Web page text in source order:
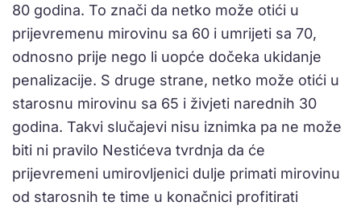
80 godina. To znači da netko može otići u
prijevremenu mirovinu sa 60 i umrijeti sa 70,
odnosno prije nego li uopće dočeka ukidanje
penalizacije. S druge strane, netko može otići u
starosnu mirovinu sa 65 i živjeti narednih 30
godina. Takvi slučajevi nisu iznimka pa ne može
biti ni pravilo Nestićeva tvrdnja da će
prijevremeni umirovljenici dulje primati mirovinu
od starosnih te time u konačnici profitirati